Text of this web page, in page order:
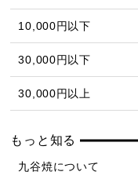
10,000円以下
30,000円以下
30,000円以上
もっと知る
九谷焼について